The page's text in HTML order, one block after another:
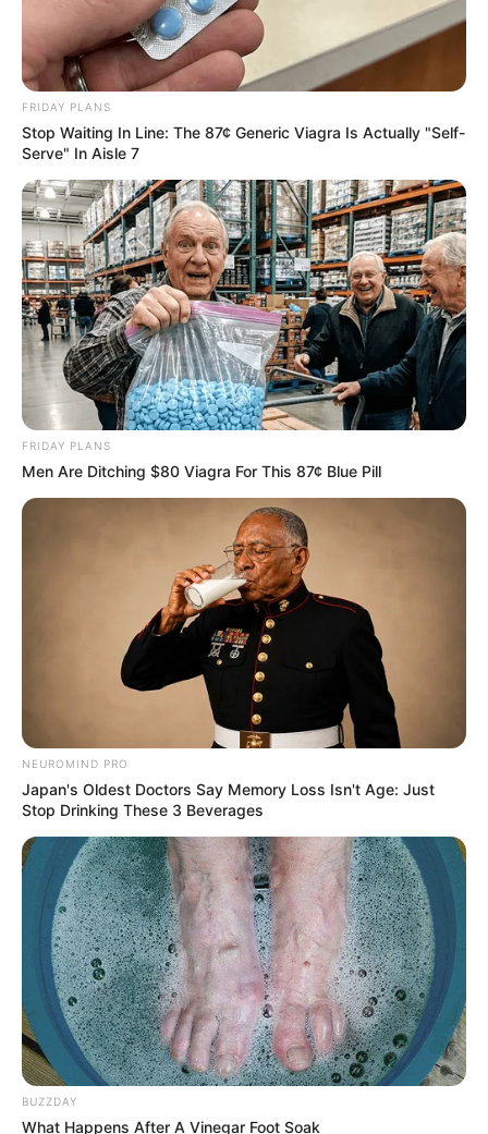
FRIDAY PLANS
Stop Waiting In Line: The 87¢ Generic Viagra Is Actually "Self-
Serve" In Aisle 7
FRIDAY PLANS
Men Are Ditching $80 Viagra For This 87¢ Blue Pill
NEUROMIND PRO
Japan's Oldest Doctors Say Memory Loss Isn't Age: Just
Stop Drinking These 3 Beverages
BUZZDAY
What Happens After A Vinegar Foot Soak